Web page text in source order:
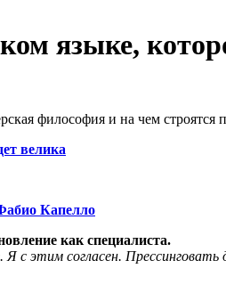
языке,
философия и на чем
велика
Капелло
как специалиста.
с этим согласен.